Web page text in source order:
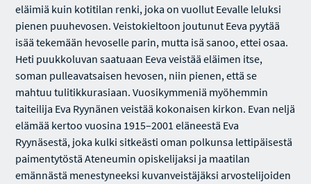
eläimiä kuin kotitilan renki, joka on vuollut Eevalle leluksi
pienen puuhevosen. Veistokieltoon joutunut Eeva pyytää
isää tekemään hevoselle parin, mutta isä sanoo, ettei osaa.
Heti puukkoluvan saatuaan Eeva veistää eläimen itse,
soman pulleavatsaisen hevosen, niin pienen, että se
mahtuu tulitikkurasiaan. Vuosikymmeniä myöhemmin
taiteilija Eva Ryynänen veistää kokonaisen kirkon. Evan neljä
elämää kertoo vuosina 1915–2001 eläneestä Eva
Ryynäsestä, joka kulki sitkeästi oman polkunsa lettipäisestä
paimentytöstä Ateneumin opiskelijaksi ja maatilan
emännästä menestyneeksi kuvanveistäjäksi arvostelijoiden